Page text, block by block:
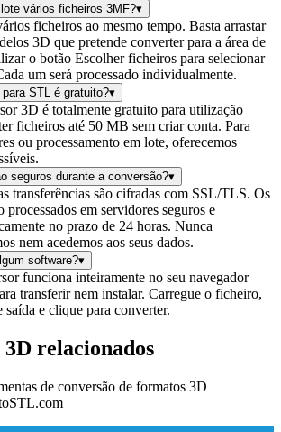
vários ficheiros 3MF?▾
ficheiros ao mesmo tempo. Basta arrastar
3D que pretende converter para a área de
o botão Escolher ficheiros para selecionar
um será processado individualmente.
STL é gratuito?▾
3D é totalmente gratuito para utilização
ficheiros até 50 MB sem criar conta. Para
ou processamento em lote, oferecemos
seguros durante a conversão?▾
transferências são cifradas com SSL/TLS. Os
processados em servidores seguros e
no prazo de 24 horas. Nunca
nem acedemos aos seus dados.
software?▾
funciona inteiramente no seu navegador
transferir nem instalar. Carregue o ficheiro,
e clique para converter.
relacionados
de conversão de formatos 3D